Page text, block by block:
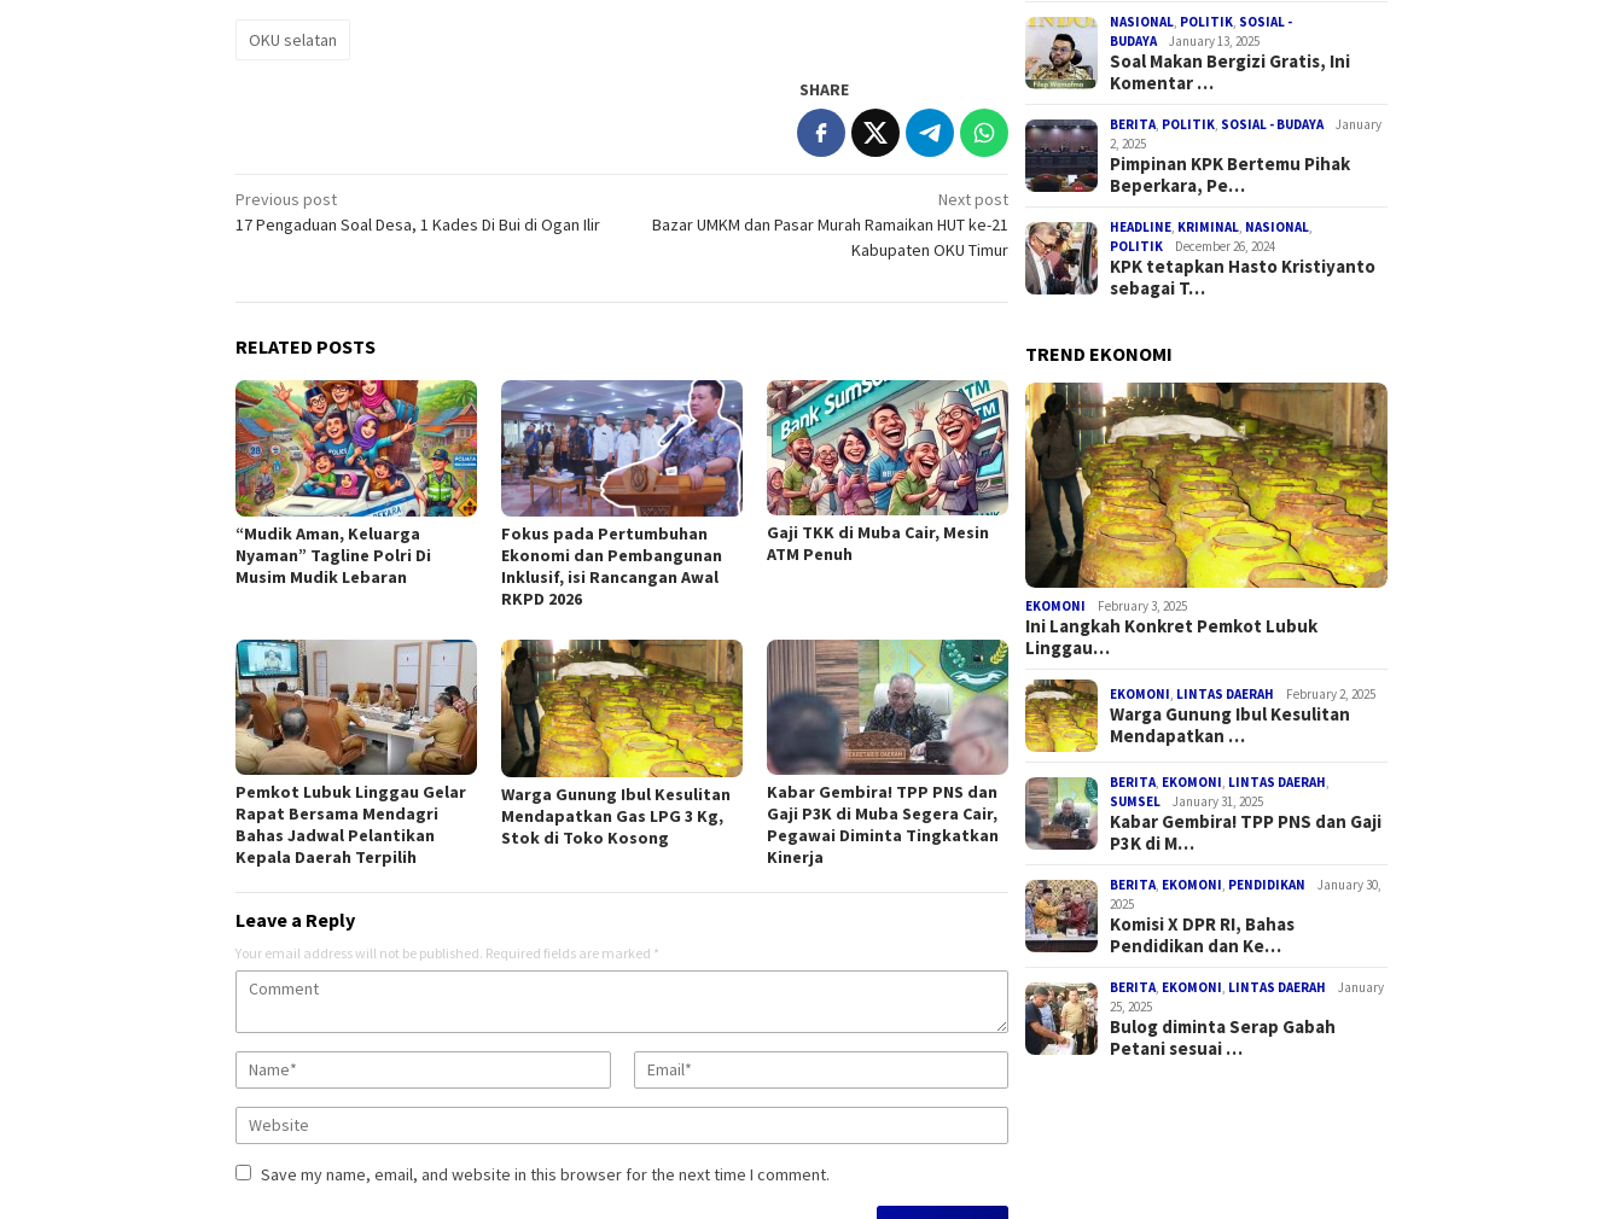
OKU selatan
SHARE
Post
navigation
Previous post
17 Pengaduan Soal Desa, 1 Kades Di Bui di Ogan Ilir
Next post
Bazar UMKM dan Pasar Murah Ramaikan HUT ke-21
Kabupaten OKU Timur
RELATED POSTS
“Mudik Aman, Keluarga
Nyaman” Tagline Polri Di
Musim Mudik Lebaran
Fokus pada Pertumbuhan
Ekonomi dan Pembangunan
Inklusif, isi Rancangan Awal
RKPD 2026
Gaji TKK di Muba Cair, Mesin
ATM Penuh
Pemkot Lubuk Linggau Gelar
Rapat Bersama Mendagri
Bahas Jadwal Pelantikan
Kepala Daerah Terpilih
Warga Gunung Ibul Kesulitan
Mendapatkan Gas LPG 3 Kg,
Stok di Toko Kosong
Kabar Gembira! TPP PNS dan
Gaji P3K di Muba Segera Cair,
Pegawai Diminta Tingkatkan
Kinerja
Leave a Reply
Your email address will not be published. Required fields are marked *
Save my name, email, and website in this browser for the next time I comment.
NASIONAL, POLITIK, SOSIAL -
BUDAYA
January 13, 2025
Soal Makan Bergizi Gratis, Ini
Komentar …
BERITA, POLITIK, SOSIAL - BUDAYA
January
2, 2025
Pimpinan KPK Bertemu Pihak
Beperkara, Pe…
HEADLINE, KRIMINAL, NASIONAL,
POLITIK
December 26, 2024
KPK tetapkan Hasto Kristiyanto
sebagai T…
TREND EKONOMI
EKOMONI February 3, 2025
Ini Langkah Konkret Pemkot Lubuk
Linggau…
EKOMONI LINTAS DAERAH February 2, 2025
Warga Gunung Ibul Kesulitan
Mendapatkan …
BERITA EKOMONI LINTAS DAERAH
SUMSEL
January 31, 2025
Kabar Gembira! TPP PNS dan Gaji
P3K di M…
BERITA EKOMONI PENDIDIKAN
January 30,
2025
Komisi X DPR RI, Bahas
Pendidikan dan Ke…
BERITA EKOMONI LINTAS DAERAH
January
25, 2025
Bulog diminta Serap Gabah
Petani sesuai …